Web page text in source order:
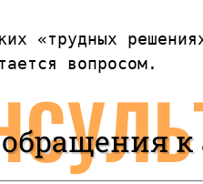
«трудных
вопросом.
к